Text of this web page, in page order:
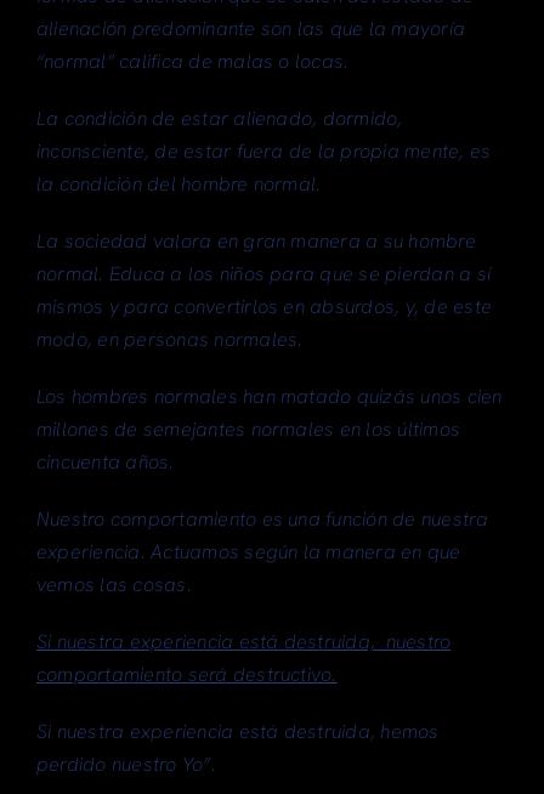
alienación predominante son las que la mayoría
“normal” califica de malas o locas.
La condición de estar alienado, dormido,
inconsciente, de estar fuera de la propia mente, es
la condición del hombre normal.
La sociedad valora en gran manera a su hombre
normal. Educa a los niños para que se pierdan a sí
mismos y para convertirlos en absurdos, y, de este
modo, en personas normales.
Los hombres normales han matado quizás unos cien
millones de semejantes normales en los últimos
cincuenta años.
Nuestro comportamiento es una función de nuestra
experiencia. Actuamos según la manera en que
vemos las cosas.
Si nuestra experiencia está destruida, nuestro
comportamiento será destructivo.
Si nuestra experiencia está destruida, hemos
perdido nuestro Yo”.